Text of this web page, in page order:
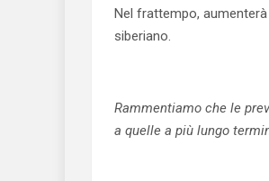
Nel frattempo,
siberiano.
Rammentiamo che le
a quelle a più lungo